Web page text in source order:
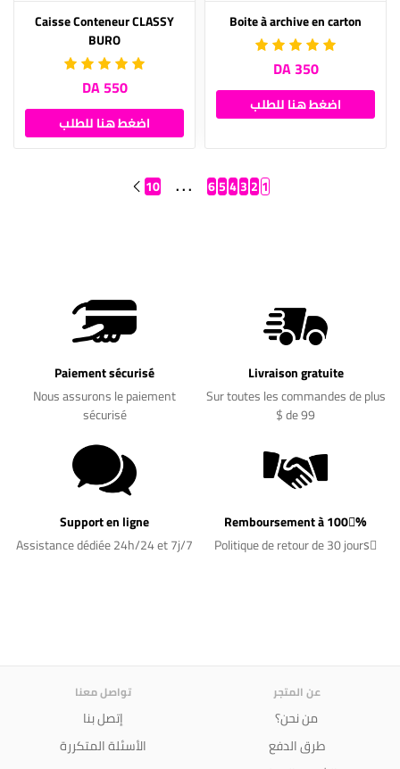
Boite à archive en carton
350 DA
اضغط هنا للطلب
Caisse Conteneur CLASSY
BURO
550 DA
اضغط هنا للطلب
1
2
3
4
5
6
. . .
10
Livraison gratuite
Sur toutes les commandes de plus
de 99 $
Paiement sécurisé
Nous assurons le paiement
sécurisé
Remboursement à 100%ً
Politique de retour de 30 joursً
Support en ligne
Assistance dédiée 24h/24 et 7j/7
عن المتجر
من نحن؟
طرق الدفع
تواصل معنا
إتصل بنا
الأسئلة المتكررة